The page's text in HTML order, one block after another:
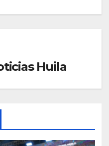
Huila